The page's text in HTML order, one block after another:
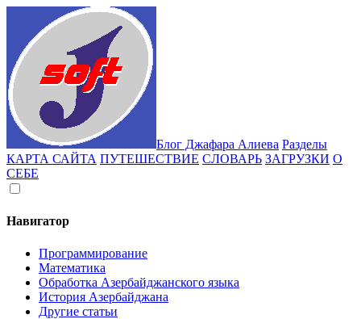
Блог Джафара Алиева Разделы
КАРТА САЙТА ПУТЕШЕСТВИЕ СЛОВАРЬ ЗАГРУЗКИ О
СЕБЕ
Навигатор
Программирование
Математика
Обработка Азербайджанского языка
История Азербайджана
Другие статьи